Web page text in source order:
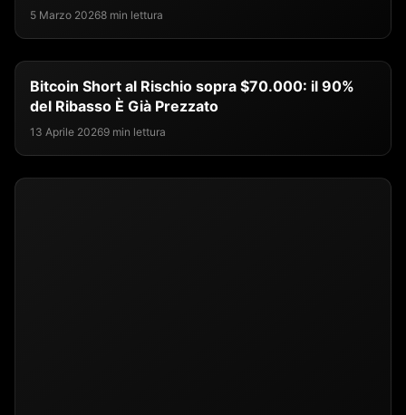
5 Marzo 20268 min lettura
Bitcoin Short al Rischio sopra $70.000: il 90%
del Ribasso È Già Prezzato
13 Aprile 20269 min lettura